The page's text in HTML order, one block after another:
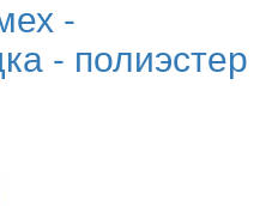
-
- полиэстер